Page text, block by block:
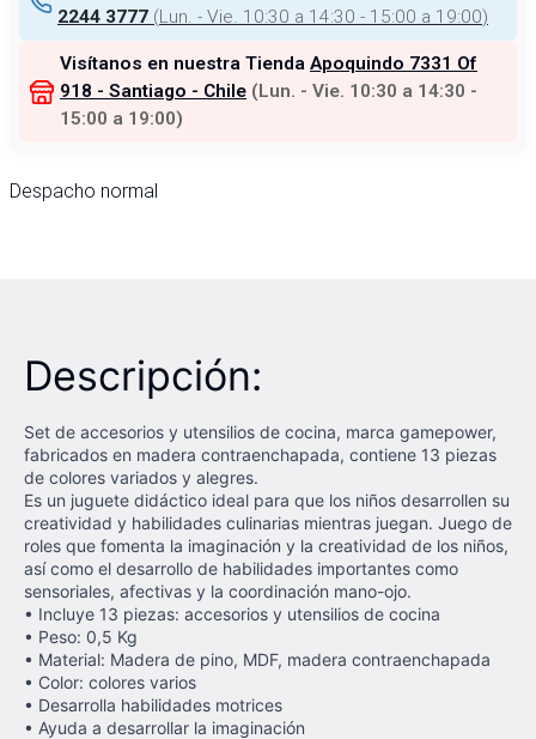
2244 3777 (Lun. - Vie. 10:30 a 14:30 - 15:00 a 19:00)
Visítanos en nuestra Tienda Apoquindo 7331 Of
918 - Santiago - Chile (Lun. - Vie. 10:30 a 14:30 -
15:00 a 19:00)
Despacho normal
Descripción:
Set de accesorios y utensilios de cocina, marca gamepower,
fabricados en madera contraenchapada, contiene 13 piezas
de colores variados y alegres.
Es un juguete didáctico ideal para que los niños desarrollen su
creatividad y habilidades culinarias mientras juegan. Juego de
roles que fomenta la imaginación y la creatividad de los niños,
así como el desarrollo de habilidades importantes como
sensoriales, afectivas y la coordinación mano-ojo.
• Incluye 13 piezas: accesorios y utensilios de cocina
• Peso: 0,5 Kg
• Material: Madera de pino, MDF, madera contraenchapada
• Color: colores varios
• Desarrolla habilidades motrices
• Ayuda a desarrollar la imaginación